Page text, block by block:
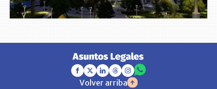
Volver arriba